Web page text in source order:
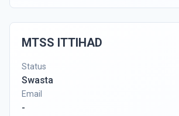
MTSS ITTIHAD
Status
Swasta
Email
-